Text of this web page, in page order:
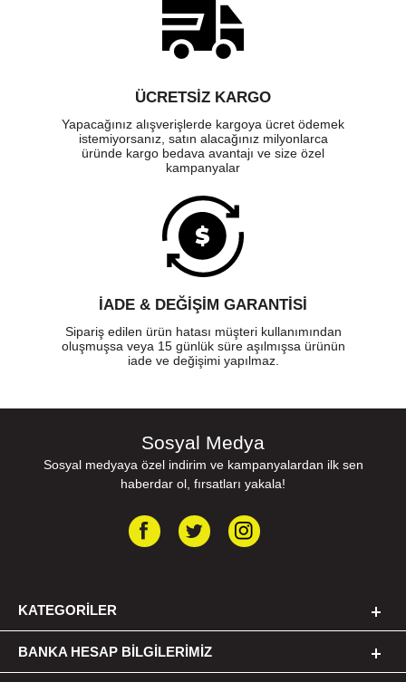
ÜCRETSIZ KARGO
Yapacağınız alışverişlerde kargoya ücret ödemek
istemiyorsanız, satın alacağınız milyonlarca
üründe kargo bedava avantajı ve size özel
kampanyalar
İADE & DEĞİŞİM GARANTİSİ
Sipariş edilen ürün hatası müşteri kullanımından
oluşmuşsa veya 15 günlük süre aşılmışsa ürünün
iade ve değişimi yapılmaz.
Sosyal Medya
Sosyal medyaya özel indirim ve kampanyalardan ilk sen
haberdar ol, fırsatları yakala!
KATEGORILER
BANKA HESAP BILGILERIMIZ